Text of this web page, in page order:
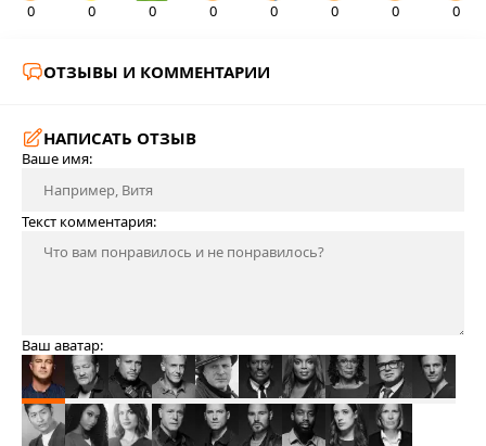
0 0 0 0 0 0 0 0
ОТЗЫВЫ И КОММЕНТАРИИ
НАПИСАТЬ ОТЗЫВ
Ваше имя:
Текст комментария:
Ваш аватар: